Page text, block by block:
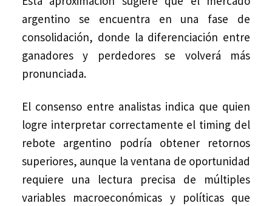
argentino se encuentra en una fase de
consolidación, donde la diferenciación entre
ganadores y perdedores se volverá más
pronunciada.
El consenso entre analistas indica que quien
logre interpretar correctamente el timing del
rebote argentino podría obtener retornos
superiores, aunque la ventana de oportunidad
requiere una lectura precisa de múltiples
variables macroeconómicas y políticas que